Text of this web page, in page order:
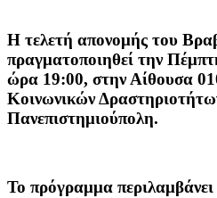
Η τελετή απονομής του
πραγματοποιηθεί την
ώρα 19:00, στην Αίθουσα
Κοινωνικών
Πανεπιστημιούπολη.
Το πρόγραμμα περιλαμβάνει